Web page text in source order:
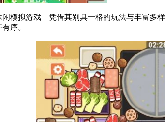
闲模拟游戏，凭借其别具一格的玩法与丰富
序。